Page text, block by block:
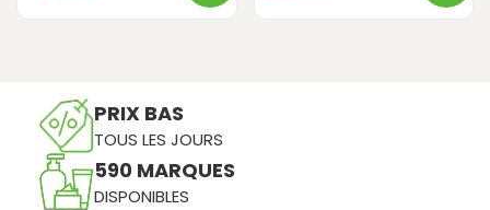
PRIX BAS
TOUS LES JOURS
590 MARQUES
DISPONIBLES